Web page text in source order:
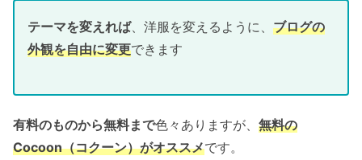
テーマを変えれば、洋服を変えるように、 ブログの
外観を自由に変更できます
有料のものから無料まで色々ありますが、 無料の
Cocoon（コクーン）がオススメです。